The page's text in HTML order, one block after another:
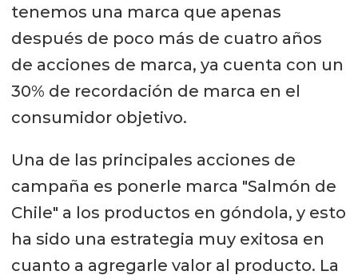
tenemos una marca que apenas
después de poco más de cuatro años
de acciones de marca, ya cuenta con un
30% de recordación de marca en el
consumidor objetivo.
Una de las principales acciones de
campaña es ponerle marca "Salmón de
Chile" a los productos en góndola, y esto
ha sido una estrategia muy exitosa en
cuanto a agregarle valor al producto. La